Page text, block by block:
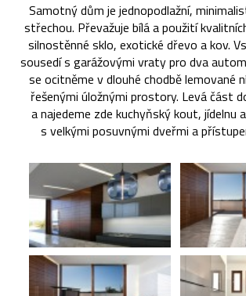
Samotný dům je jednopodlažní,
střechou. Převažuje bílá a použití
silnostěnné sklo, exotické dřevo a kov.
sousedí s garážovými vraty pro dva
se ocitněme v dlouhé chodbě lemované
řešenými úložnými prostory. Levá část
a najedeme zde kuchyňský kout, jídelnu
s velkými posuvnými dveřmi a